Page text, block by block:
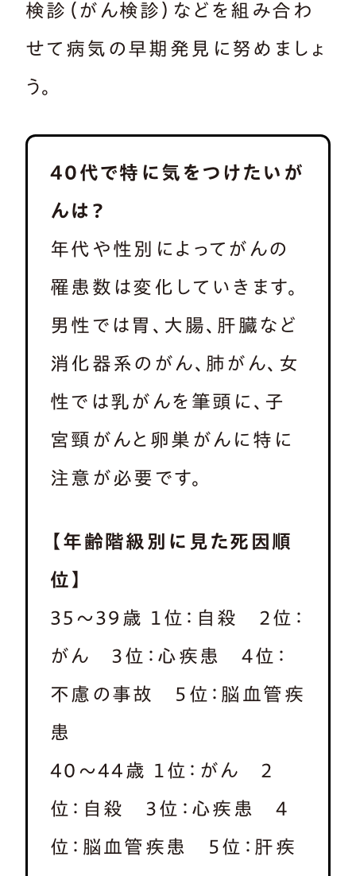
検診（がん検診）などを組み合わ
せて病気の早期発見に努めましょ
う。
40代で特に気をつけたいが
んは？
年代や性別によってがんの
罹患数は変化していきます。
男性では胃、大腸、肝臓など
消化器系のがん、肺がん、女
性では乳がんを筆頭に、子
宮頸がんと卵巣がんに特に
注意が必要です。
【年齢階級別に見た死因順
位】
35〜39歳 １位：自殺 ２位：
がん ３位：心疾患 ４位：
不慮の事故 ５位：脳血管疾
患
40〜44歳 １位：がん ２
位：自殺 ３位：心疾患 ４
位：脳血管疾患 ５位：肝疾